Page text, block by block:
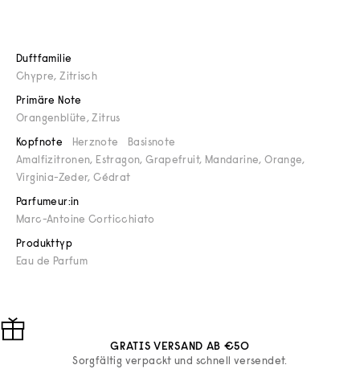
Duftfamilie
Chypre,Zitrisch
Primäre Note
Orangenblüte,Zitrus
Kopfnote Herznote
Basisnote
Amalfizitronen, Estragon, Grapefruit, Mandarine, Orange,
Virginia-Zeder, Cédrat
Parfumeur:in
Marc-Antoine Corticchiato
Produkttyp
Eau de Parfum
GRATIS VERSAND AB €50
Sorgfältig verpackt und schnell versendet.